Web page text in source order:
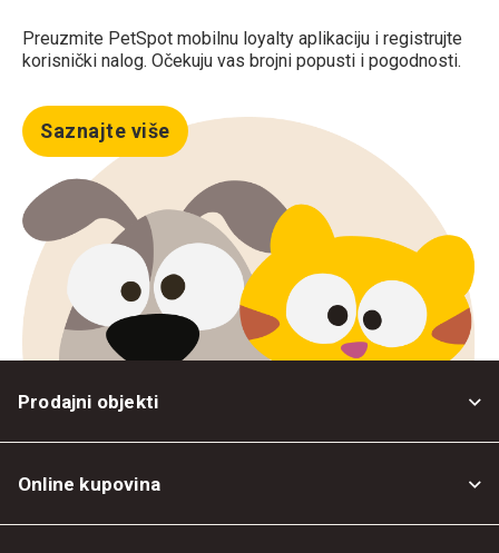
Preuzmite PetSpot mobilnu loyalty aplikaciju i registrujte
korisnički nalog. Očekuju vas brojni popusti i pogodnosti.
Saznajte više
Prodajni objekti
Online kupovina